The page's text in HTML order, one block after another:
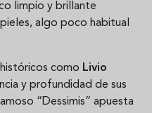
limpio y brillante
algo poco habitual
como Livio
y profundidad de sus
“Dessimis” apuesta